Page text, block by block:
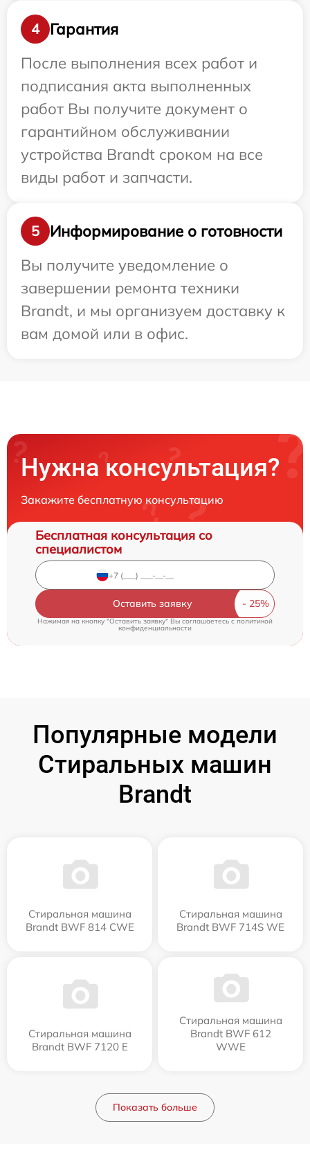
4
Гарантия
После выполнения всех работ и
подписания акта выполненных
работ Вы получите документ о
гарантийном обслуживании
устройства Brandt сроком на все
виды работ и запчасти.
5
Информирование о готовности
Вы получите уведомление о
завершении ремонта техники
Brandt, и мы организуем доставку к
вам домой или в офис.
Нужна консультация?
Закажите бесплатную консультацию
Бесплатная консультация со
специалистом
Оставить заявку
Нажимая на кнопку "Оставить заявку" Вы соглашаетесь cполитикой
конфиденциальности
Популярные модели
Стиральных машин
Brandt
Стиральная машина
Brandt BWF 814 CWE
Стиральная машина
Brandt BWF 714S WE
Стиральная машина
Brandt BWF 7120 E
Стиральная машина
Brandt BWF 612
WWE
Показать больше